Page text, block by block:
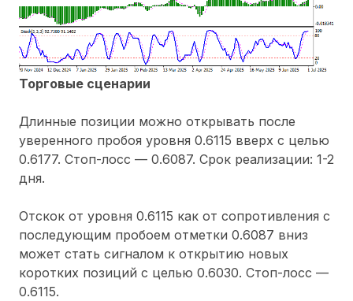
Торговые сценарии
Длинные позиции можно открывать после
уверенного пробоя уровня 0.6115 вверх с целью
0.6177. Стоп-лосс — 0.6087. Срок реализации: 1-2
дня.
Отскок от уровня 0.6115 как от сопротивления с
последующим пробоем отметки 0.6087 вниз
может стать сигналом к открытию новых
коротких позиций с целью 0.6030. Стоп-лосс —
0.6115.